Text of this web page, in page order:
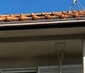
ながら、皆さんの笑顔
てきて… こんなにも素
まれた ことへの感謝で
んな幸福感に包まれ
味わうのは結婚式以来
らの新しいステージで